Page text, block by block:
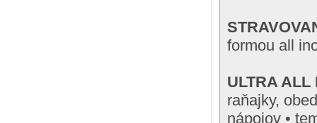
formou all
ULTRA ALL
raňajky,
nápojov •